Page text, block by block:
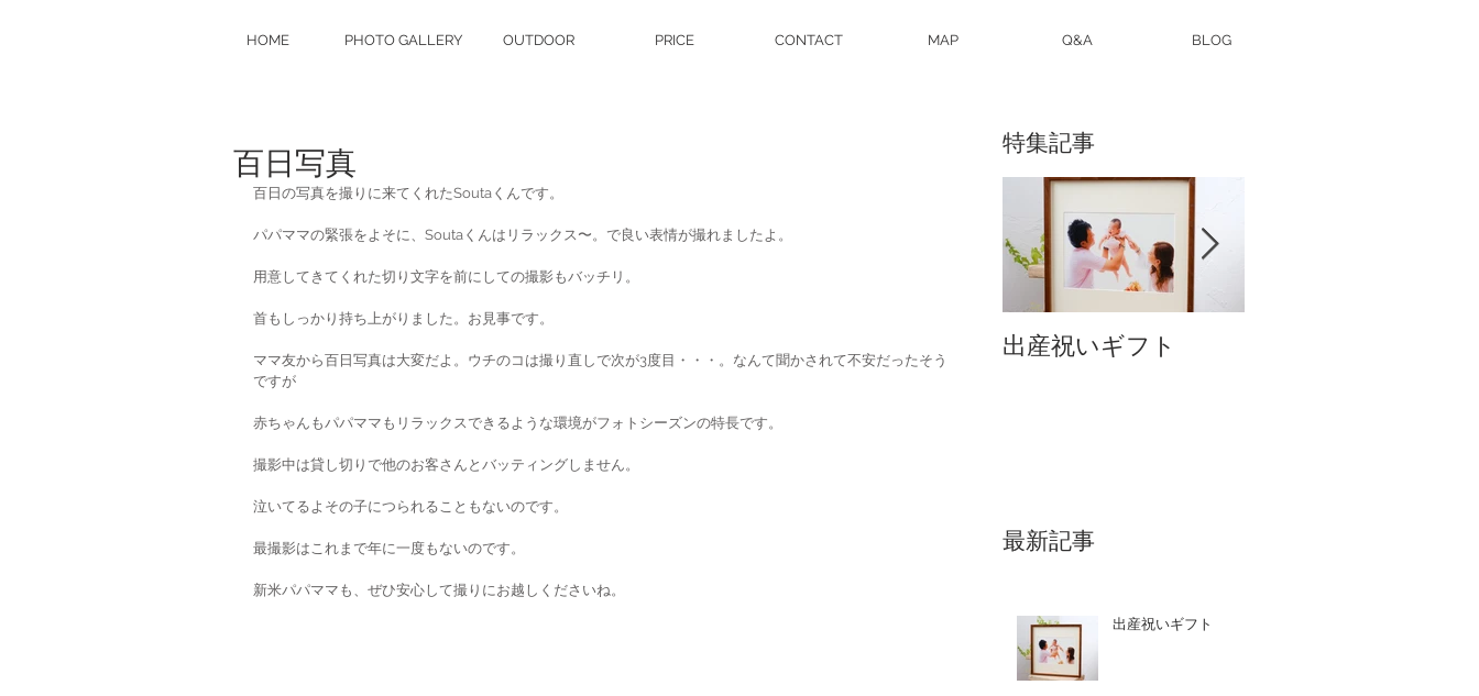
HOME PHOTO GALLERY OUTDOOR PRICE CONTACT MAP Q&A BLOG
百日写真
百日の写真を撮りに来てくれたSoutaくんです。
パパママの緊張をよそに、Soutaくんはリラックス〜。で良い表情が撮れましたよ。
用意してきてくれた切り文字を前にしての撮影もバッチリ。
首もしっかり持ち上がりました。お見事です。
ママ友から百日写真は大変だよ。ウチのコは撮り直しで次が3度目・・・。なんて聞かされて不安だったそう
ですが
赤ちゃんもパパママもリラックスできるような環境がフォトシーズンの特長です。
撮影中は貸し切りで他のお客さんとバッティングしません。
泣いてるよその子につられることもないのです。
最撮影はこれまで年に一度もないのです。
新米パパママも、ぜひ安心して撮りにお越しくださいね。
特集記事
出産祝いギフト
最新記事
出産祝いギフト